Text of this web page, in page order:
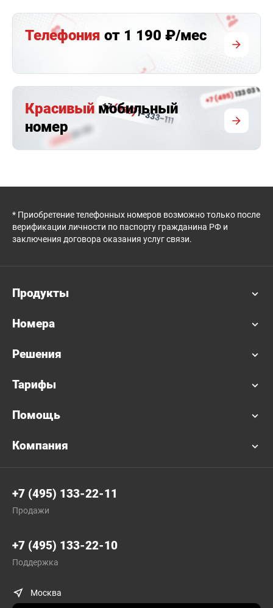
Телефония от 1 190 ₽/мес
Красивый мобильный
номер
* Приобретение телефонных номеров возможно только после
верификации личности по паспорту гражданина РФ и
заключения договора оказания услуг связи.
Продукты
Номера
Решения
Тарифы
Помощь
Компания
+7 (495) 133-22-11
Продажи
+7 (495) 133-22-10
Поддержка
Москва